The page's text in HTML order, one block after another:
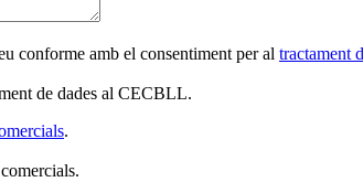
conforme amb el consentiment per al tractament
de dades al CECBLL.
.